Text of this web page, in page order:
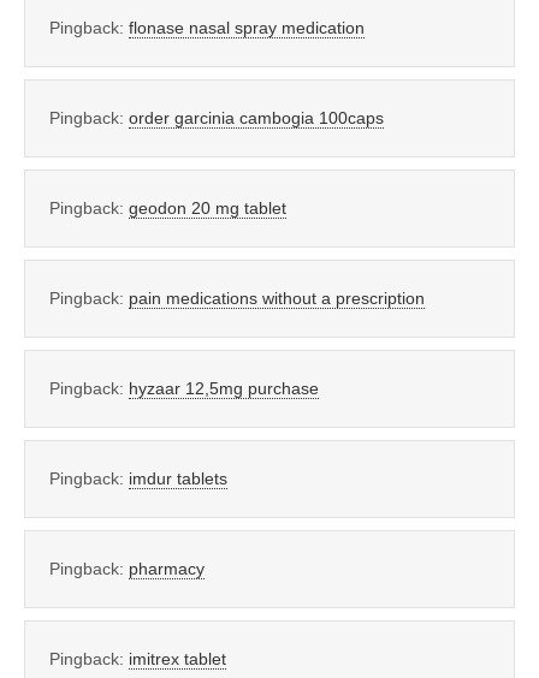
Pingback: flonase nasal spray medication
Pingback: order garcinia cambogia 100caps
Pingback: geodon 20 mg tablet
Pingback: pain medications without a prescription
Pingback: hyzaar 12,5mg purchase
Pingback: imdur tablets
Pingback: pharmacy
Pingback: imitrex tablet